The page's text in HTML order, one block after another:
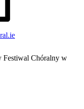
Festiwal Chóralny w